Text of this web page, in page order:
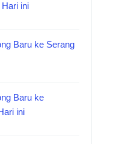
Hari ini
Baru ke Serang
Baru ke
ini